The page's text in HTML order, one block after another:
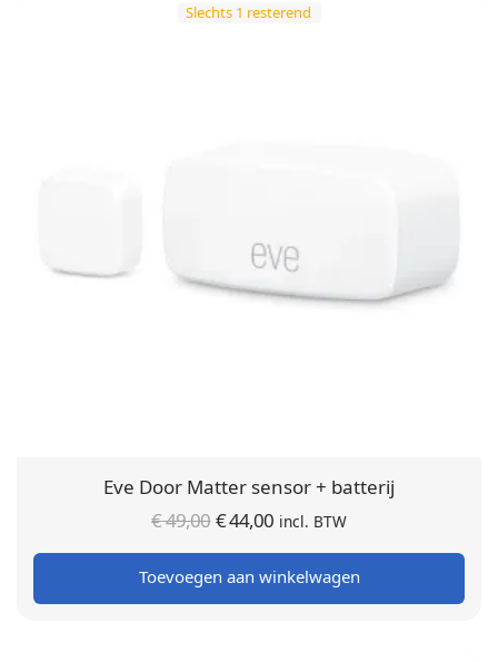
Slechts 1 resterend
Eve Door Matter sensor + batterij
€49,00Oorspronkelijke
prijs was:
€ 49,00.
€44,00 Huidige
prijs is:
€ 44,00.
incl. BTW
Toevoegen aan winkelwagen